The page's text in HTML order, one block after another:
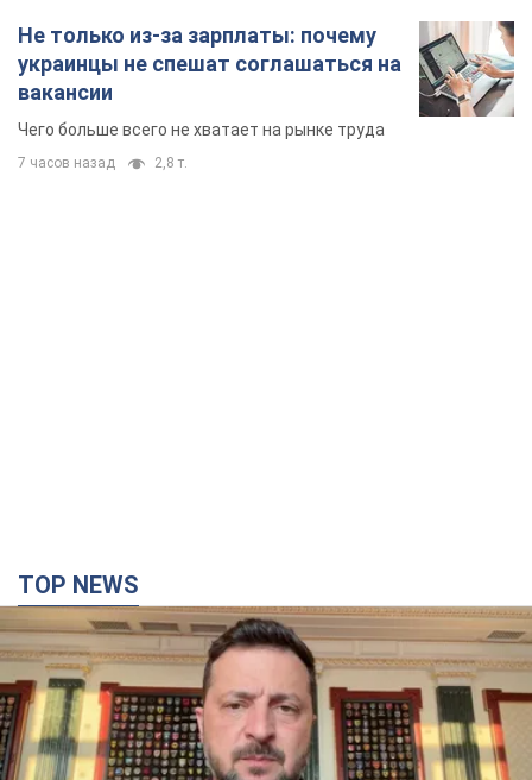
Не только из-за зарплаты: почему
украинцы не спешат соглашаться на
вакансии
Чего больше всего не хватает на рынке труда
7 часов назад 2,8 т.
TOP NEWS